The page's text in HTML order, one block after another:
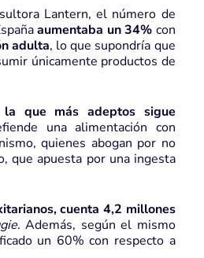
Lantern, el número de
aumentaba un 34% con
adulta, lo que supondría que
únicamente productos de
que más adeptos sigue
una alimentación con
quienes abogan por no
, que apuesta por una ingesta
cuenta 4,2 millones
. Además, según el mismo
un 60% con respecto a